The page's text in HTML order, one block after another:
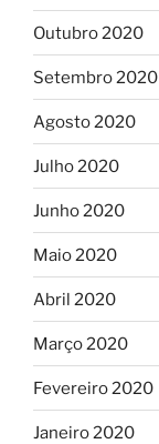
Outubro 2020
Setembro 2020
Agosto 2020
Julho 2020
Junho 2020
Maio 2020
Abril 2020
Março 2020
Fevereiro 2020
Janeiro 2020